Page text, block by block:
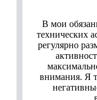
В мои
технических
регулярно
внимания. Я